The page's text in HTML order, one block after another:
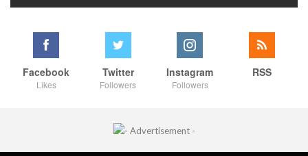
Facebook
Likes
Twitter
Followers
Instagram
Followers
RSS